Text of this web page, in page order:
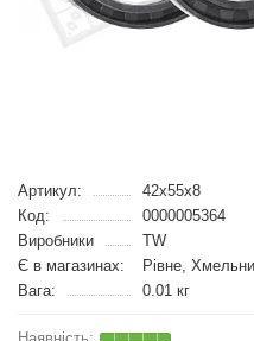
Артикул:
42x55x8
Код:
0000005364
Виробники
TW
Є в магазинах:
Рівне,
Вага:
0.01 кг